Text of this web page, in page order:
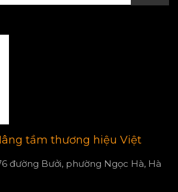
tầm thương hiệu Việt
đường Bưởi, phường Ngọc Hà, Hà